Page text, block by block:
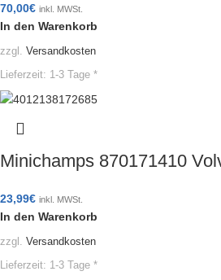
70,00€ inkl. MWSt.
In den Warenkorb
zzgl. Versandkosten
Lieferzeit: 1-3 Tage *
Minichamps 870171410
23,99€ inkl. MWSt.
In den Warenkorb
zzgl. Versandkosten
Lieferzeit: 1-3 Tage *